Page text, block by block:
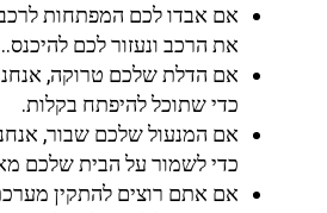
אם אבדו לכם המפתחות לרכב,
את הרכב ונעזור לכם להיכנס..
אם הדלת שלכם טרוקה,
כדי שתוכל להיפתח בקלות.
אם המנעול שלכם שבור,
כדי לשמור על הבית שלכם
אם אתם רוצים להתקין